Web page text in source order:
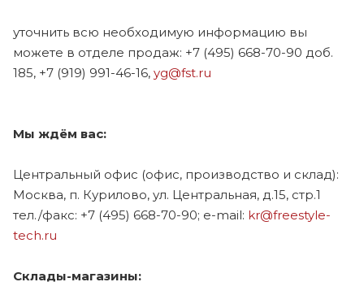
уточнить всю необходимую информацию вы
можете в отделе продаж: +7 (495) 668-70-90 доб.
185, +7 (919) 991-46-16, yg@fst.ru
Мы ждём вас:
Центральный офис (офис, производство и склад):
Москва, п. Курилово, ул. Центральная, д.15, стр.1
тел./факс: +7 (495) 668-70-90; e-mail: kr@freestyle-
tech.ru
Склады-магазины: